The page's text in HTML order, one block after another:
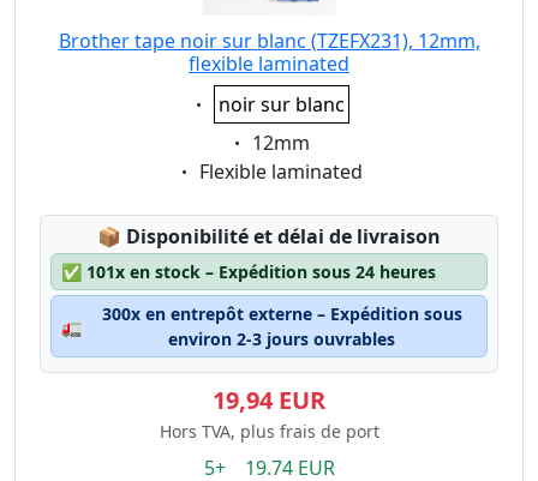
Brother tape noir sur blanc (TZEFX231), 12mm,
flexible laminated
Eigenschaft:
noir sur blanc
Eigenschaft:
12mm
Eigenschaft:
Flexible laminated
📦 Lagerstatus:
Disponibilité et délai de livraison
✅ 101x en stock – Expédition sous 24 heures
🚛
300x en entrepôt externe – Expédition sous
environ 2-3 jours ouvrables
19,94 EUR
Hors TVA, plus frais de port
5+ 19.74 EUR